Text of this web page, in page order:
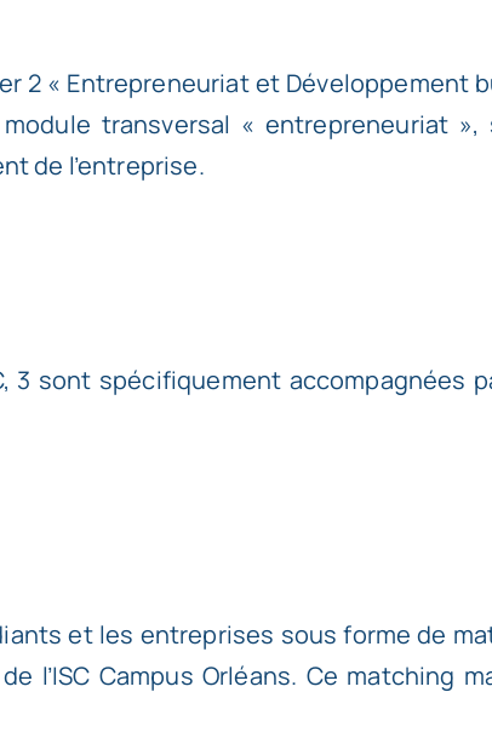
2 « Entrepreneuriat et Développement
transversal « entrepreneuriat »,
de l’entreprise.
3 sont spécifiquement accompagnées
et les entreprises sous forme de
l’ISC Campus Orléans. Ce matching